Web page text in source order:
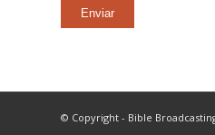
© Copyright - Bible